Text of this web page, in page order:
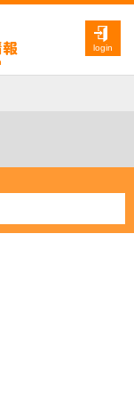
login